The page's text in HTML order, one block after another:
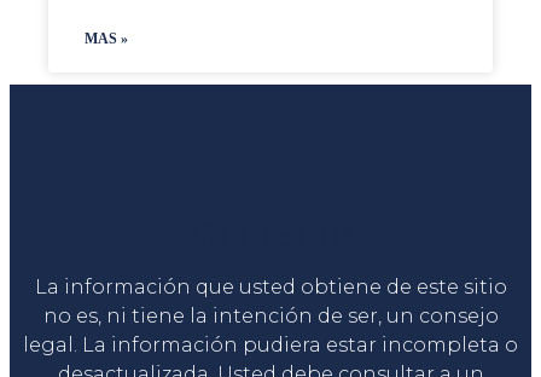
MAS »
La información que usted obtiene de este sitio
no es, ni tiene la intención de ser, un consejo
legal. La información pudiera estar incompleta o